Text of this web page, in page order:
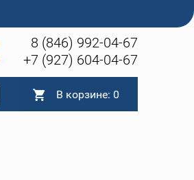
8 (846) 992-04-67
+7 (927) 604-04-67
В корзине: 0